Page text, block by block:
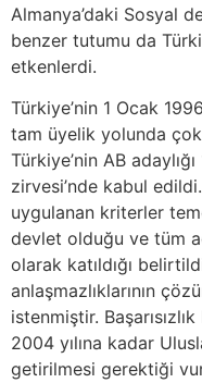
Almanya’daki Sosyal
benzer tutumu da
etkenlerdi.
Türkiye’nin 1 Ocak
tam üyelik yolunda
Türkiye’nin AB
zirvesi’nde kabul
uygulanan kriterler
devlet olduğu ve tüm
olarak katıldığı
anlaşmazlıklarının
istenmiştir.
2004 yılına kadar
getirilmesi gerektiği